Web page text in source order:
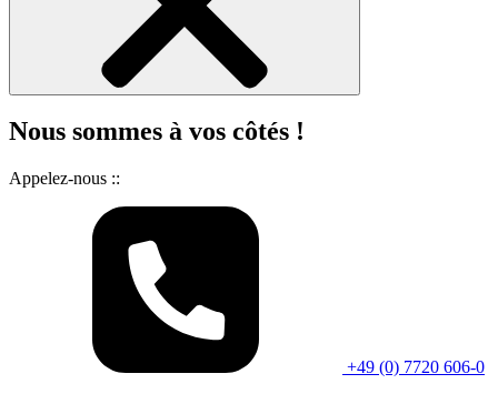
Nous sommes à vos côtés !
Appelez-nous ::
+49 (0) 7720 606-0